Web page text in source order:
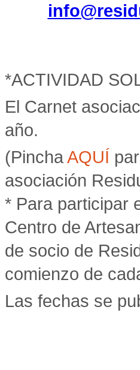
*ACTIVIDAD
El Carnet
año.
(PinchaAQUÍ
asociación
* Para participar
Centro de
de socio de
comienzo de
Las fechas se